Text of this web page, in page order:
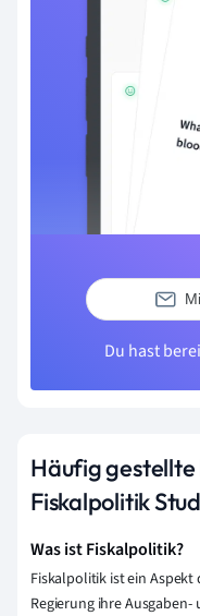
Du hast
Häufig gestellte
Fiskalpolitik
Was ist Fiskalpolitik?
Fiskalpolitik ist ein
Regierung ihre